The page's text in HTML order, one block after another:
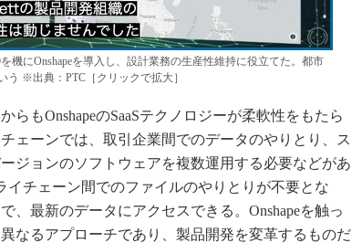
機にOnshapeを導入し、設計業務の生産性維持に役立てた。都市
※出典：PTC［クリックで拡大］
もOnshapeのSaaSテクノロジーが柔軟性をもたら
ェーンでは、取引企業間でのデータのやりとり、ス
ジョンのソフトウェアを複数運用する必要などがあ
イチェーン間でのファイルのやりとりが不要とな
、最新のデータにアクセスできる。Onshapeを触っ
なるアプローチであり、製品開発を変革するものだ